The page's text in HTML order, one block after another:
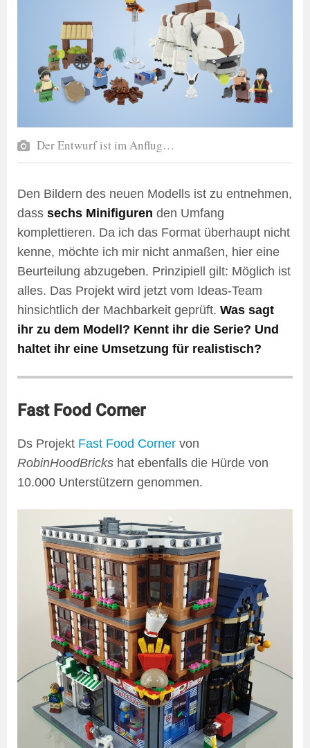
Der Entwurf ist im Anflug…
Den Bildern des neuen Modells ist zu entnehmen,
dass sechs Minifiguren den Umfang
komplettieren. Da ich das Format überhaupt nicht
kenne, möchte ich mir nicht anmaßen, hier eine
Beurteilung abzugeben. Prinzipiell gilt: Möglich ist
alles. Das Projekt wird jetzt vom Ideas-Team
hinsichtlich der Machbarkeit geprüft. Was sagt
ihr zu dem Modell? Kennt ihr die Serie? Und
haltet ihr eine Umsetzung für realistisch?
Fast Food Corner
Ds Projekt Fast Food Corner von
RobinHoodBricks hat ebenfalls die Hürde von
10.000 Unterstützern genommen.